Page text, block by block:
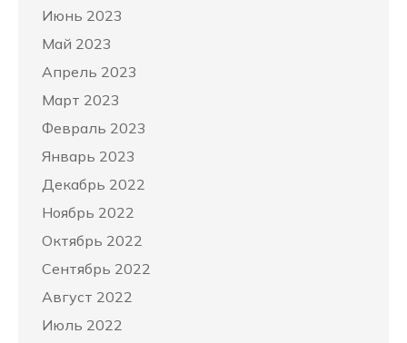
Июнь 2023
Май 2023
Апрель 2023
Март 2023
Февраль 2023
Январь 2023
Декабрь 2022
Ноябрь 2022
Октябрь 2022
Сентябрь 2022
Август 2022
Июль 2022